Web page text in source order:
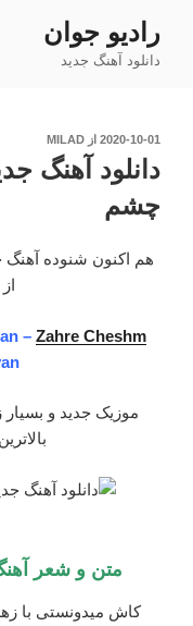
محتوا
رادیو جوان
دانلود آهنگ جدید
نوشته‌شده
2020-10-01 از MILAD
دانلود آهنگ
چشم
هم اکنون شنوده آهنگ
– Zahre Cheshm
موزیک جدید و بسیار
متن و شعر
کاش میدونستی با